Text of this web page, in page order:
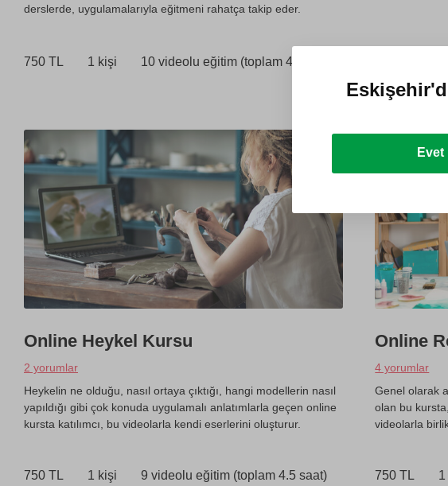
derslerde, uygulamalarıyla eğitmeni rahatça takip eder.
750 TL 1 kişi 10 videolu eğitim (toplam 4.5 saat)
Online Heykel Kursu
2 yorumlar
Heykelin ne olduğu, nasıl ortaya çıktığı, hangi modellerin nasıl
yapıldığı gibi çok konuda uygulamalı anlatımlarla geçen online
kursta katılımcı, bu videolarla kendi eserlerini oluşturur.
750 TL 1 kişi 9 videolu eğitim (toplam 4.5 saat)
Online
4 yorumlar
Genel olarak
olan bu
videolarla
750 TL
Evet